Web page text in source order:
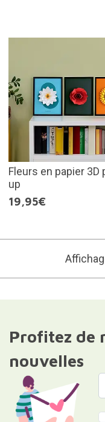
Fleurs en papier 3D
up
19,95€
Profitez de
nouvelles